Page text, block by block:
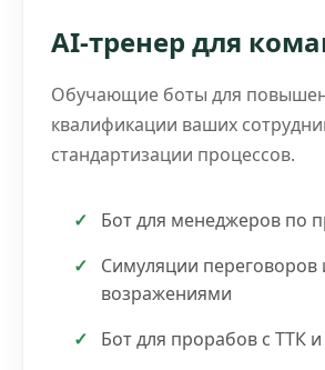
AI-тренер для
Обучающие боты для
квалификации ваших
стандартизации процессов.
Бот для менеджеров по
Симуляции переговоров
возражениями
Бот для прорабов с ТТК